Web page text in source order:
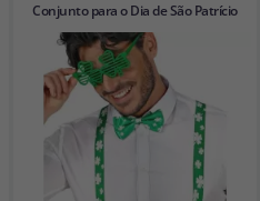
Conjunto para o Dia de São Patrício